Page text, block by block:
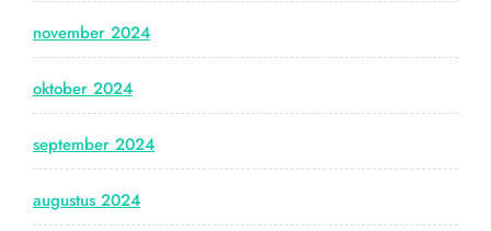
november 2024
oktober 2024
september 2024
augustus 2024